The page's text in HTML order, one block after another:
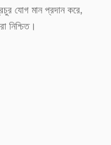
যোগ মান প্রদান করে,
নিশ্চিত।